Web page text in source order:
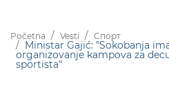
Početna Vesti Спорт
Ministar Gajić: "Sokobanja
organizovanje kampova za
sportista"